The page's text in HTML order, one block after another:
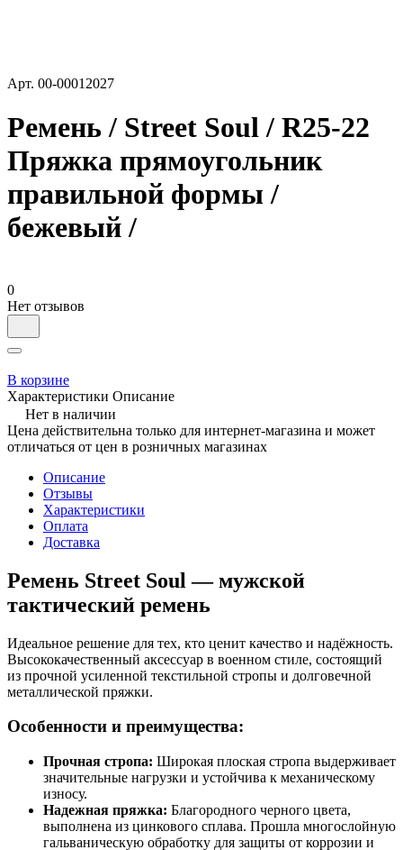
Арт. 00-00012027
Ремень / Street Soul / R25-22
Пряжка прямоугольник
правильной формы /
бежевый /
0
Нет отзывов
В корзине
Характеристики Описание
Нет в наличии
Цена действительна только для интернет-магазина и может
отличаться от цен в розничных магазинах
Описание
Отзывы
Характеристики
Оплата
Доставка
Ремень Street Soul — мужской
тактический ремень
Идеальное решение для тех, кто ценит качество и надёжность.
Высококачественный аксессуар в военном стиле, состоящий
из прочной усиленной текстильной стропы и долговечной
металлической пряжки.
Особенности и преимущества:
Прочная стропа: Широкая плоская стропа выдерживает
значительные нагрузки и устойчива к механическому
износу.
Надежная пряжка: Благородного черного цвета,
выполнена из цинкового сплава. Прошла многослойную
гальваническую обработку для защиты от коррозии и